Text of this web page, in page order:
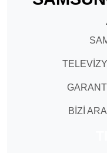
BİZİ